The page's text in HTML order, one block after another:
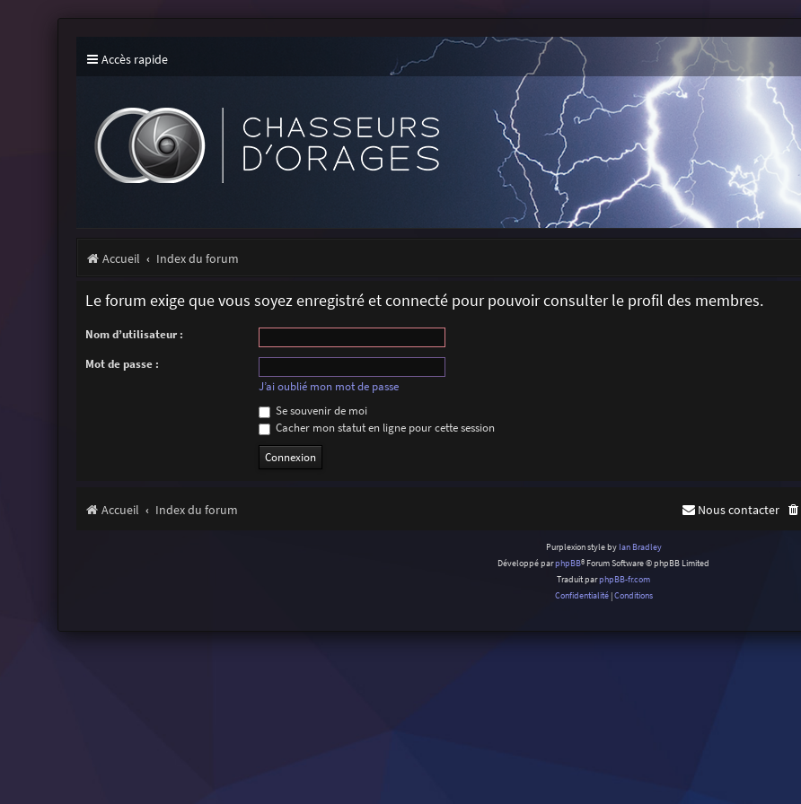
Accès rapide
Accueil Index du forum
Le forum exige que vous soyez enregistré et connecté pour pouvoir consulter le profil des membres.
Nom d’utilisateur :
Mot de passe :
J’ai oublié mon mot de passe
Se souvenir de moi
Cacher mon statut en ligne pour cette session
Accueil Index du forum Nous contacter
Purplexion style by Ian Bradley
Développé parphpBB® Forum Software © phpBB Limited
Traduit parphpBB-fr.com
Confidentialité|Conditions